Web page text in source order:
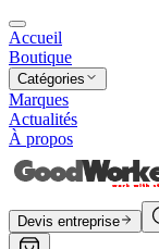
Accueil
Boutique
Catégories
Marques
Actualités
À propos
Devis entreprise